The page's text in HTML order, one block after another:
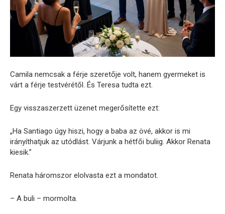
Camila nemcsak a férje szeretője volt, hanem gyermeket is
várt a férje testvérétől. És Teresa tudta ezt.
Egy visszaszerzett üzenet megerősítette ezt:
„Ha Santiago úgy hiszi, hogy a baba az övé, akkor is mi
irányíthatjuk az utódlást. Várjunk a hétfői buliig. Akkor Renata
kiesik.”
Renata háromszor elolvasta ezt a mondatot.
– A buli – mormolta.